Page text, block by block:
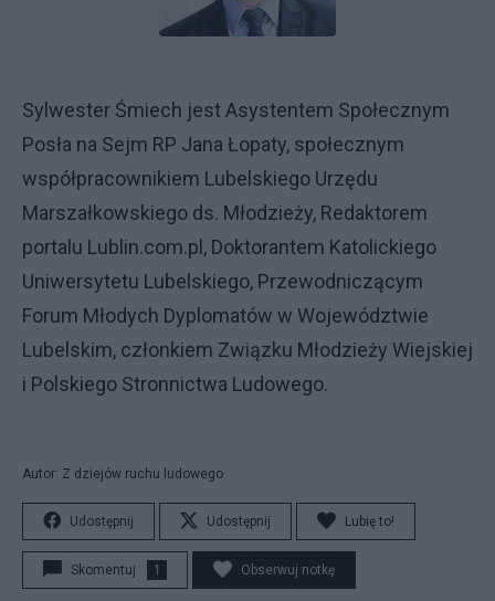
Sylwester Śmiech jest Asystentem Społecznym
Posła na Sejm RP Jana Łopaty, społecznym
współpracownikiem Lubelskiego Urzędu
Marszałkowskiego ds. Młodzieży, Redaktorem
portalu Lublin.com.pl, Doktorantem Katolickiego
Uniwersytetu Lubelskiego, Przewodniczącym
Forum Młodych Dyplomatów w Województwie
Lubelskim, członkiem Związku Młodzieży Wiejskiej
i Polskiego Stronnictwa Ludowego.
Autor: Z dziejów ruchu ludowego
Udostępnij Udostępnij Lubię to!
Skomentuj 1 Obserwuj notkę